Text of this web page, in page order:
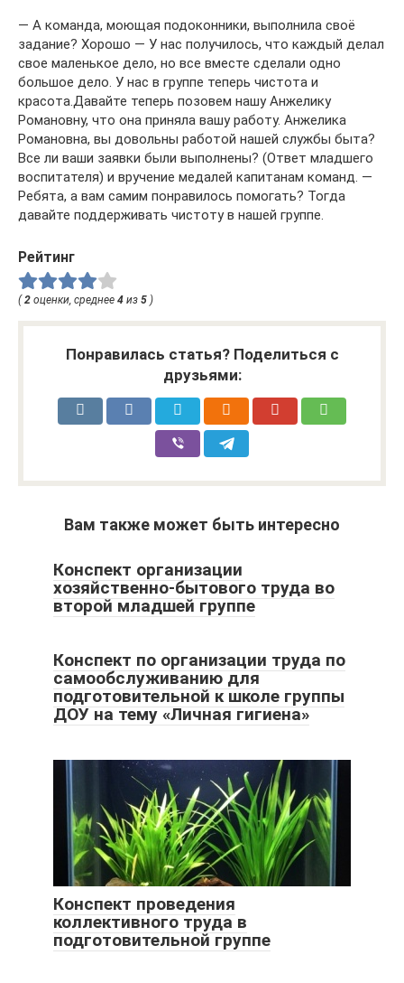
— А команда, моющая подоконники, выполнила своё
задание? Хорошо — У нас получилось, что каждый делал
свое маленькое дело, но все вместе сделали одно
большое дело. У нас в группе теперь чистота и
красота.Давайте теперь позовем нашу Анжелику
Романовну, что она приняла вашу работу. Анжелика
Романовна, вы довольны работой нашей службы быта?
Все ли ваши заявки были выполнены? (Ответ младшего
воспитателя) и вручение медалей капитанам команд. —
Ребята, а вам самим понравилось помогать? Тогда
давайте поддерживать чистоту в нашей группе.
Рейтинг
(2 оценки, среднее 4 из 5 )
Понравилась статья? Поделиться с
друзьями:
Вам также может быть интересно
Конспект организации
хозяйственно-бытового труда во
второй младшей группе
Конспект по организации труда по
самообслуживанию для
подготовительной к школе группы
ДОУ на тему «Личная гигиена»
Конспект проведения
коллективного труда в
подготовительной группе